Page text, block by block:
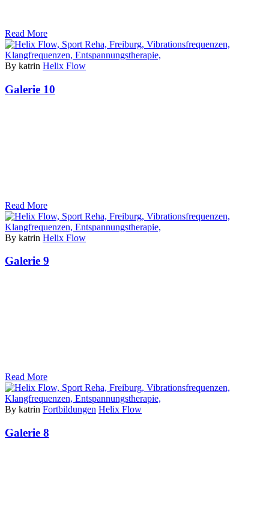
Read More
By katrin Helix Flow
Galerie 10
Read More
By katrin Helix Flow
Galerie 9
Read More
By katrin Fortbildungen Helix Flow
Galerie 8